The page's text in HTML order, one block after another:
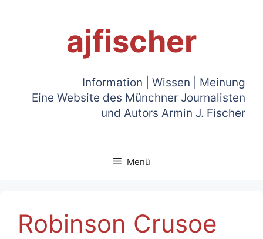
ajfischer
Information | Wissen | Meinung
Eine Website des Münchner Journalisten
und Autors Armin J. Fischer
Menü
Robinson Crusoe